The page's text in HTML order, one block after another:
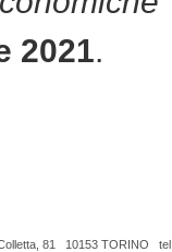
2021.
81 10153 TORINO